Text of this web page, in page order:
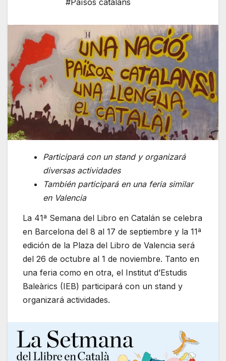
#Països catalans
Participará con un stand y organizará
diversas actividades
También participará en una feria similar
en Valencia
La 41ª Semana del Libro en Catalán se celebra
en Barcelona del 8 al 17 de septiembre y la 11ª
edición de la Plaza del Libro de Valencia será
del 26 de octubre al 1 de noviembre. Tanto en
una feria como en otra, el Institut d’Estudis
Baleàrics (IEB) participará con un stand y
organizará actividades.